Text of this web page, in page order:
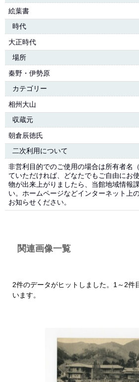
絵葉書
時代
大正時代
場所
秦野・伊勢原
カテゴリー
相州大山
収蔵元
朝倉辰徳氏
二次利用について
非営利目的でのご使用の場合は所有者名
ていただければ、どなたでもご自由にお
物が出来上がりましたら、当館地域情報
い。ホームページなどインターネット上
お知らせください。
関連画像一覧
2件のデータがヒットしました。1～2件
います。